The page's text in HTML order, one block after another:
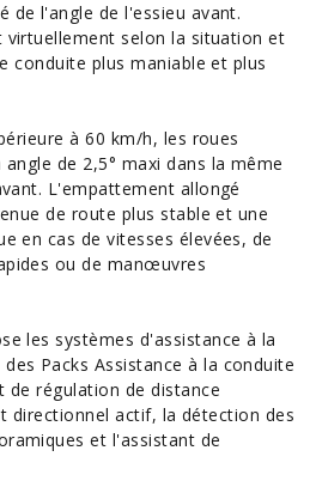
de l'angle de l'essieu avant.
selon la situation et
conduite plus maniable et plus
à 60 km/h, les roues
de 2,5° maxi dans la même
L'empattement allongé
de route plus stable et une
en cas de vitesses élevées, de
ou de manœuvres
les systèmes d'assistance à la
Packs Assistance à la conduite
régulation de distance
directionnel actif, la détection des
et l'assistant de